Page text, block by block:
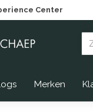
Center
Merken